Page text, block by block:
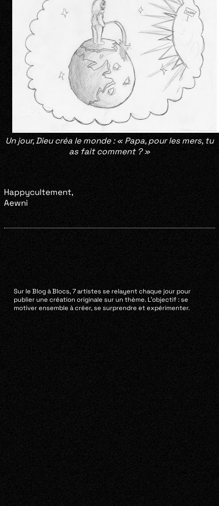
Un jour, Dieu créa le monde : « Papa, pour les mers, tu
as fait comment ? »
Happycultement,
Aewni
Sur le Blog à Blocs, 7 artistes se relayent chaque jour pour
publier une création originale sur un thème. L’objectif : se
motiver ensemble à créer, se surprendre et expérimenter.